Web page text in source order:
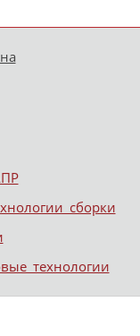
сборки
технологии